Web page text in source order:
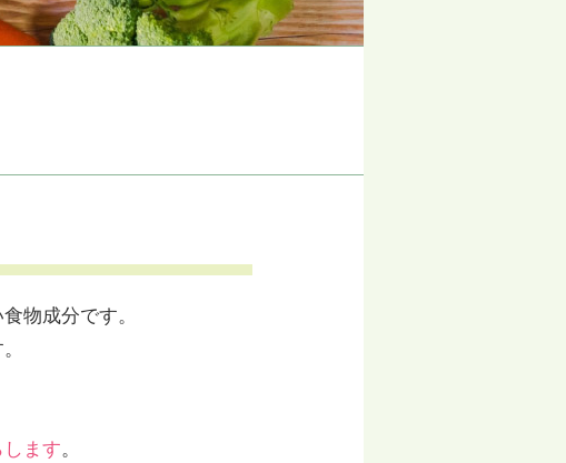
物成分です。
ます。